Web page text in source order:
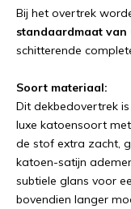
Bij het overtrek
standaardmaat van
schitterende
Soort materiaal:
Dit dekbedovertrek
luxe katoensoort
de stof extra zacht,
katoen-satijn
subtiele glans voor
bovendien langer